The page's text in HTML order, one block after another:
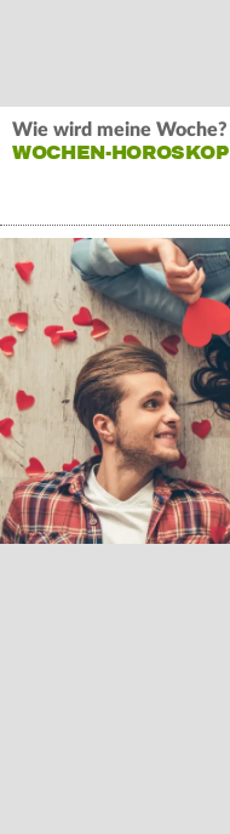
Wie wird meine Woche?
WOCHEN-HOROSKOP